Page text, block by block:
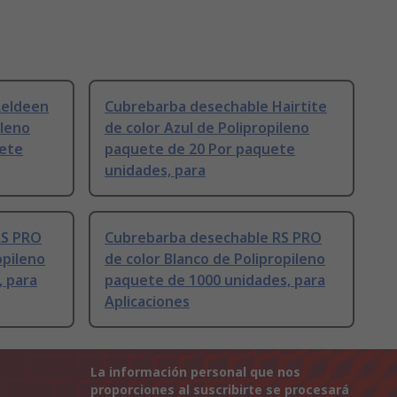
Cubrebarba desechable Hairtite
de color Azul de Polipropileno
paquete de 20 Por paquete
unidades, para
PRO
para
Cubrebarba desechable RS PRO
de color Blanco de Polipropileno
paquete de 1000 unidades, para
Aplicaciones
La información personal que nos
proporciones al suscribirte se procesará